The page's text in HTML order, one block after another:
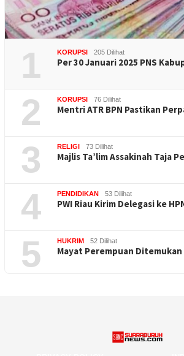
1 KORUPSI 205 Dilihat
Per 30 Januari 2025 PNS
2 KORUPSI 76 Dilihat
Mentri ATR BPN Pastikan
3 RELIGI 73 Dilihat
Majlis Ta’lim Assakinah Taja
4 PENDIDIKAN 53 Dilihat
PWI Riau Kirim Delegasi ke
5 HUKRIM 52 Dilihat
Mayat Perempuan